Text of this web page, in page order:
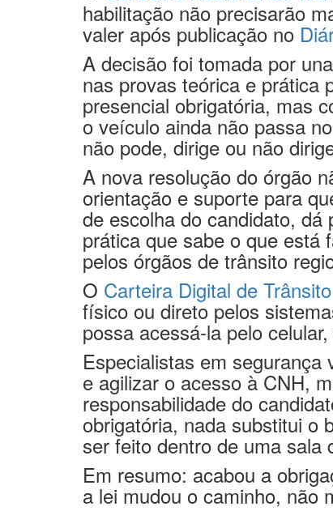
OConselho Nacional de
habilitação não precisarão
valer após publicação no
A decisão foi tomada por
nas provas teórica e prática
presencial obrigatória, mas
o veículo ainda não passa
não pode, dirige ou não
A nova resolução do órgão
orientação e suporte para
de escolha do candidato, dá
prática que sabe o que está
pelos órgãos de trânsito
OCarteira Digital de Trânsito
físico ou direto pelos
possa acessá-la pelo
Especialistas em segurança
e agilizar o acesso à CNH,
responsabilidade do
obrigatória, nada substitui o
ser feito dentro de uma sala
Em resumo: acabou a